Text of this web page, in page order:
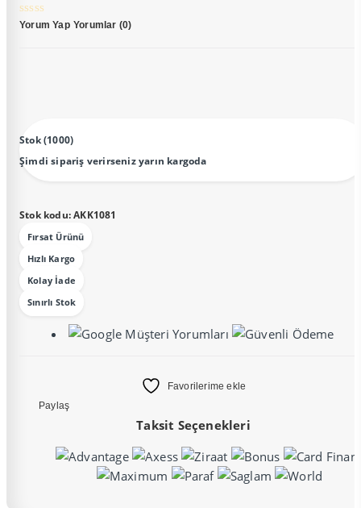
Yorum Yap Yorumlar (0)
Stok (1000)
Şimdi sipariş verirseniz yarın kargoda
Stok kodu:AKK1081
Fırsat Ürünü
Hızlı Kargo
Kolay İade
Sınırlı Stok
Favorilerime ekle
Paylaş
Taksit Seçenekleri